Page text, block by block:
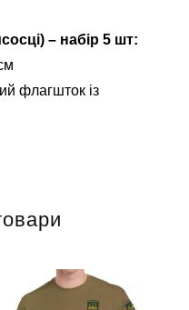
– набір 5 шт:
флагшток із